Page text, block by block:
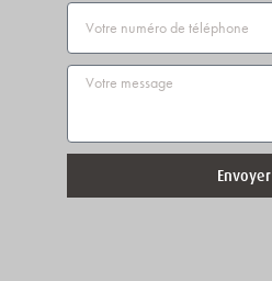
Téléphone
Message
Envoyer